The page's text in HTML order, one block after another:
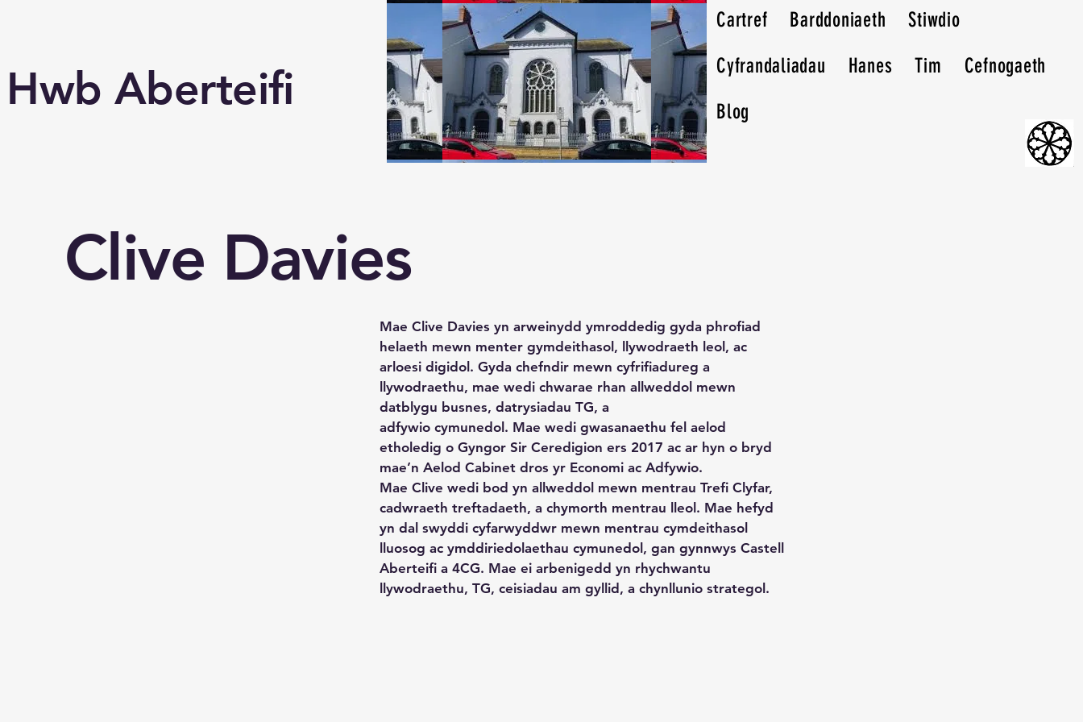
Hwb Aberteifi
Cartref Barddoniaeth
Stiwdio
Cyfrandaliadau
Hanes Tim
Cefnogaeth
Blog
Clive Davies
Mae Clive Davies yn arweinydd ymroddedig gyda phrofiad
helaeth mewn menter gymdeithasol, llywodraeth leol, ac
arloesi digidol. Gyda chefndir mewn cyfrifiadureg a
llywodraethu, mae wedi chwarae rhan allweddol mewn
datblygu busnes, datrysiadau TG, a
adfywio cymunedol. Mae wedi gwasanaethu fel aelod
etholedig o Gyngor Sir Ceredigion ers 2017 ac ar hyn o bryd
mae’n Aelod Cabinet dros yr Economi ac Adfywio.
Mae Clive wedi bod yn allweddol mewn mentrau Trefi Clyfar,
cadwraeth treftadaeth, a chymorth mentrau lleol. Mae hefyd
yn dal swyddi cyfarwyddwr mewn mentrau cymdeithasol
lluosog ac ymddiriedolaethau cymunedol, gan gynnwys Castell
Aberteifi a 4CG. Mae ei arbenigedd yn rhychwantu
llywodraethu, TG, ceisiadau am gyllid, a chynllunio strategol.